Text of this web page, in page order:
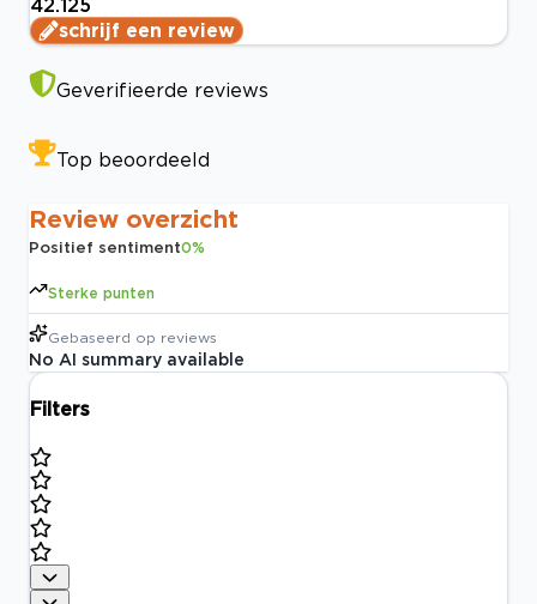
42.125
schrijf een review
Geverifieerde reviews
Top beoordeeld
Review overzicht
Positief sentiment0%
Sterke punten
Gebaseerd op reviews
No AI summary available
Filters